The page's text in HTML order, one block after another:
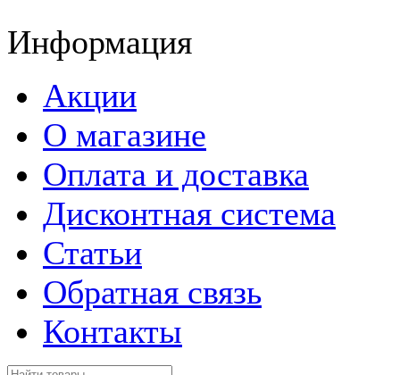
Информация
Акции
О магазине
Оплата и доставка
Дисконтная система
Статьи
Обратная связь
Контакты